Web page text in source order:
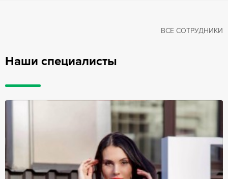
Наши специалисты
ВСЕ СОТРУДНИКИ